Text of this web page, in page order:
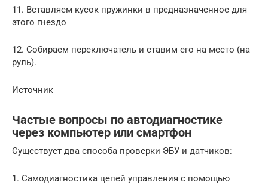
11. Вставляем кусок пружинки в предназначенное для
этого гнездо
12. Собираем переключатель и ставим его на место (на
руль).
Источник
Частые вопросы по автодиагностике
через компьютер или смартфон
Существует два способа проверки ЭБУ и датчиков:
1. Самодиагностика цепей управления с помощью